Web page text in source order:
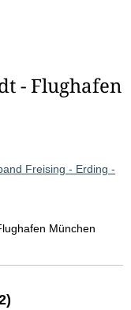
- Flughafen
Freising - Erding -
München